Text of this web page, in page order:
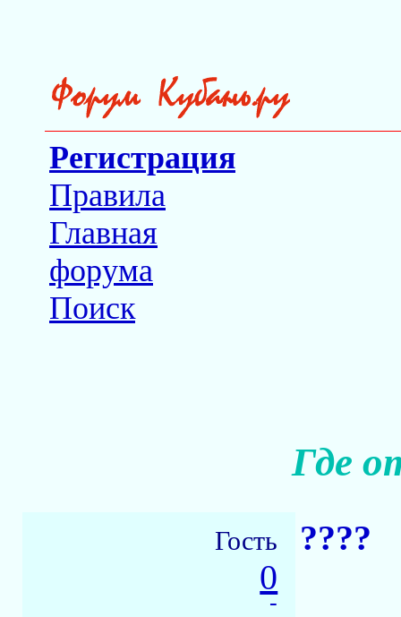
Регистрация
Правила
Главная
форума
Поиск
Где
Гость
0
-
????